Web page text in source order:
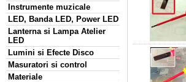
Instrumente muzicale
LED, Banda LED, Power LED
Lanterna si Lampa Atelier
LED
Lumini si Efecte Disco
Masuratori si control
Materiale